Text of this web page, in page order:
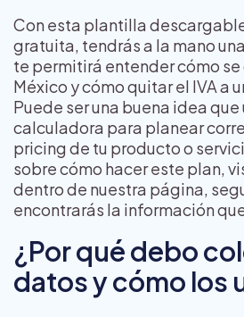
Con esta plantilla
gratuita, tendrás a la mano
te permitirá entender cómo se
México y cómo quitar el IVA a
Puede ser una buena idea
calculadora para planear
pricing de tu producto o
sobre cómo hacer este plan,
dentro de nuestra página,
encontrarás la información
¿Por qué debo
datos y cómo los